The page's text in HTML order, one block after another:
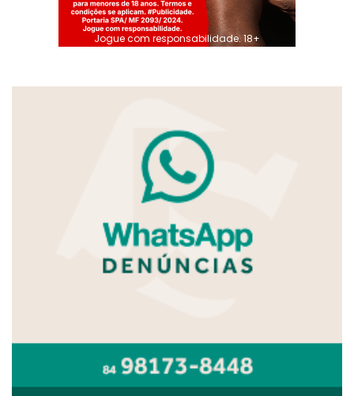
Jogue com responsabilidade. 18+